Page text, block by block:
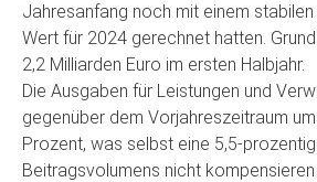
Jahresanfang noch mit einem stabilen
Wert für 2024 gerechnet hatten.
2,2 Milliarden Euro im ersten Halbjahr.
Die Ausgaben für Leistungen und
gegenüber dem Vorjahreszeitraum
Prozent, was selbst eine 5,5-
Beitragsvolumens nicht kompensieren